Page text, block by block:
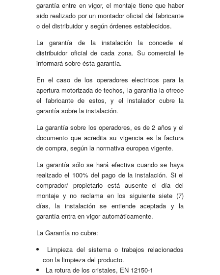
garantía entre en vigor, el montaje tiene que haber
sido realizado por un montador oficial del fabricante
o del distribuidor y según órdenes establecidos.
La garantía de la instalación la concede el
distribuidor oficial de cada zona. Su comercial le
informará sobre ésta garantía.
En el caso de los operadores electricos para la
apertura motorizada de techos, la garantía la ofrece
el fabricante de estos, y el instalador cubre la
garantía sobre la instalación.
La garantía sobre los operadores, es de 2 años y el
documento que acredita su vigencia es la factura
de compra, según la normativa europea vigente.
La garantía sólo se hará efectiva cuando se haya
realizado el 100% del pago de la instalación. Si el
comprador/ propietario está ausente el día del
montaje y no reclama en los siguiente siete (7)
días, la instalación se entiende aceptada y la
garantía entra en vigor automáticamente.
La Garantía no cubre:
Limpieza del sistema o trabajos relacionados
con la limpieza del producto.
La rotura de los cristales, EN 12150-1